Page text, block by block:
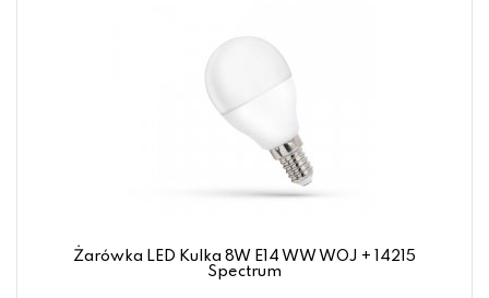
Żarówka LED Kulka 8W E14 WW WOJ + 14215
Spectrum